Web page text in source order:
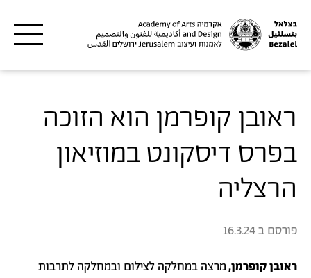
ראובן קופרמן הוא הזוכה
בפרס דיסקונט במוזיאון
הרצליה
פורסם ב16.3.24
ראובן קופרמן,מרצה במחלקה לצילום ובמחלקה לתרבות